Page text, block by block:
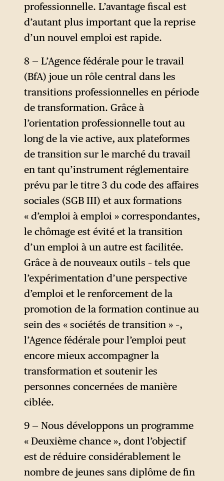
professionnelle. L’avantage fiscal est
d’autant plus important que la reprise
d’un nouvel emploi est rapide.
8 — L’Agence fédérale pour le travail
(BfA) joue un rôle central dans les
transitions professionnelles en période
de transformation. Grâce à
l’orientation professionnelle tout au
long de la vie active, aux plateformes
de transition sur le marché du travail
en tant qu’instrument réglementaire
prévu par le titre 3 du code des affaires
sociales (SGB III) et aux formations
« d’emploi à emploi » correspondantes,
le chômage est évité et la transition
d’un emploi à un autre est facilitée.
Grâce à de nouveaux outils – tels que
l’expérimentation d’une perspective
d’emploi et le renforcement de la
promotion de la formation continue au
sein des « sociétés de transition » –,
l’Agence fédérale pour l’emploi peut
encore mieux accompagner la
transformation et soutenir les
personnes concernées de manière
ciblée.
9 — Nous développons un programme
« Deuxième chance », dont l’objectif
est de réduire considérablement le
nombre de jeunes sans diplôme de fin